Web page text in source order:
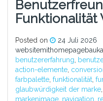
Funktionalität
Posted on 24 Juli 2026
benutzererfahrung,
action-elemente,
farbpalette, funktionalität,
glaubwürdigkeit der marke,
markenimage, navigation,